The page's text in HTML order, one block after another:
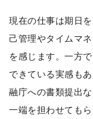
現在の仕事は期日
己管理やタイムマ
を感じます。一方
できている実感も
融庁への書類提出
一端を担わせても